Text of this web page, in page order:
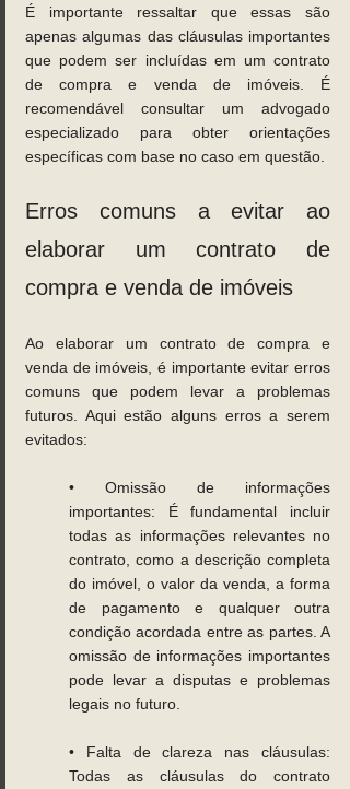
É importante ressaltar que essas são
apenas algumas das cláusulas importantes
que podem ser incluídas em um contrato
de compra e venda de imóveis. É
recomendável consultar um advogado
especializado para obter orientações
específicas com base no caso em questão.
Erros comuns a evitar ao
elaborar um contrato de
compra e venda de imóveis
Ao elaborar um contrato de compra e
venda de imóveis, é importante evitar erros
comuns que podem levar a problemas
futuros. Aqui estão alguns erros a serem
evitados:
• Omissão de informações
importantes: É fundamental incluir
todas as informações relevantes no
contrato, como a descrição completa
do imóvel, o valor da venda, a forma
de pagamento e qualquer outra
condição acordada entre as partes. A
omissão de informações importantes
pode levar a disputas e problemas
legais no futuro.
• Falta de clareza nas cláusulas:
Todas as cláusulas do contrato